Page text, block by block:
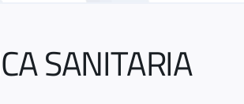
SANITARIA